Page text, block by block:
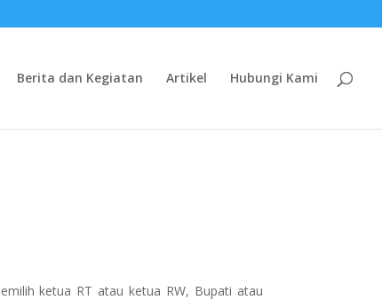
Berita dan Kegiatan Artikel Hubungi Kami
ketua RT atau ketua RW, Bupati atau